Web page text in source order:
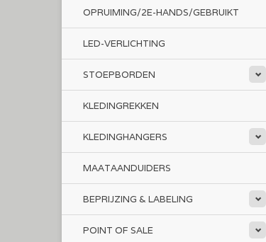
OPRUIMING/2E-HANDS/GEBRUIKT
LED-VERLICHTING
STOEPBORDEN
KLEDINGREKKEN
KLEDINGHANGERS
MAATAANDUIDERS
BEPRIJZING & LABELING
POINT OF SALE